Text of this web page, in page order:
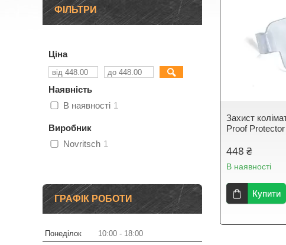
Захист
Proof
448 ₴
В наявності
Купити
ФІЛЬТРИ
Ціна
Наявність
В наявності 1
Виробник
Novritsch 1
ГРАФІК РОБОТИ
Понеділок 10:00
18:00